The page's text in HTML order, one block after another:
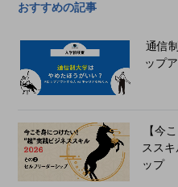
おすすめの記事
通信
ップ
【今
スス
ップ